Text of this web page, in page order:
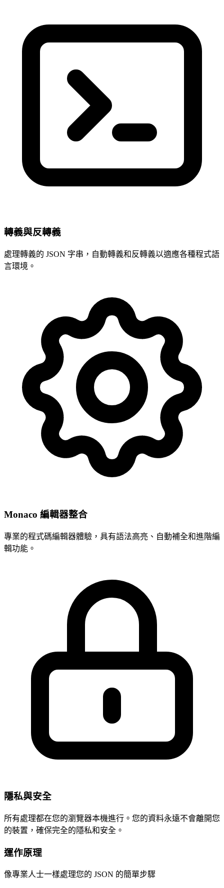
轉義與反轉義
處理轉義的 JSON 字串，自動轉義和反轉義以適應各種程式語
言環境。
Monaco 編輯器整合
專業的程式碼編輯器體驗，具有語法高亮、自動補全和進階編
輯功能。
隱私與安全
所有處理都在您的瀏覽器本機進行。您的資料永遠不會離開您
的裝置，確保完全的隱私和安全。
運作原理
像專業人士一樣處理您的 JSON 的簡單步驟